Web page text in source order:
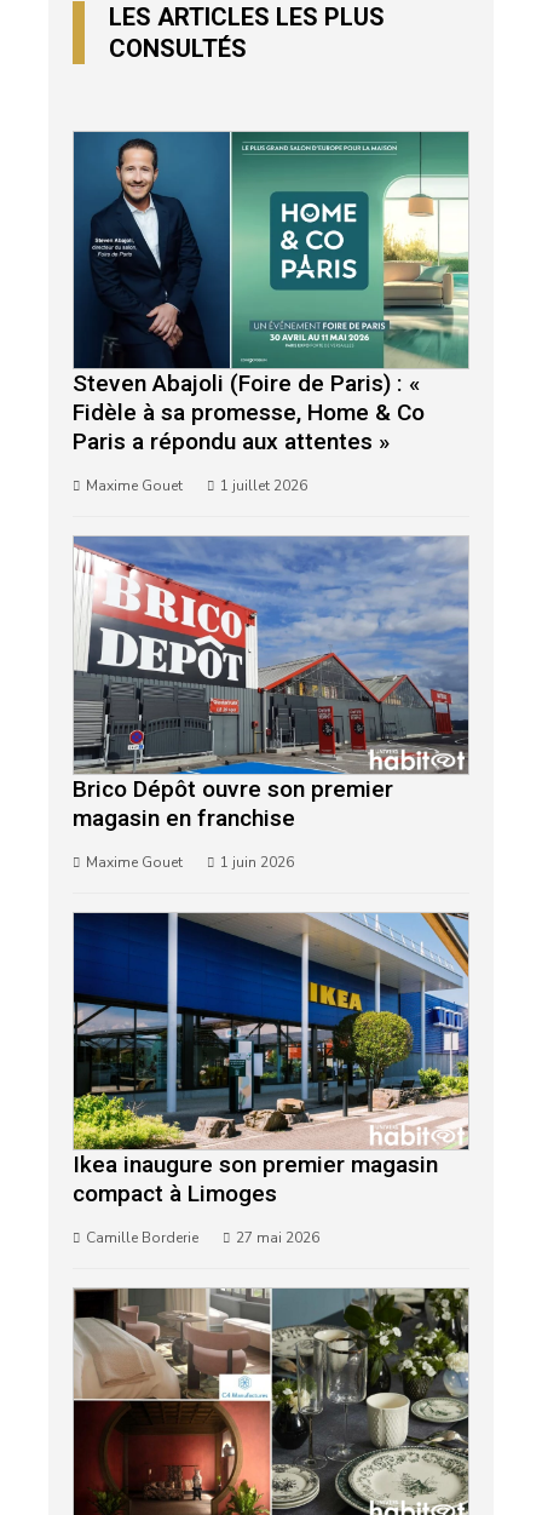
LES ARTICLES LES PLUS
CONSULTÉS
Steven Abajoli (Foire de Paris) : «
Fidèle à sa promesse, Home & Co
Paris a répondu aux attentes »
Maxime Gouet 1 juillet 2026
Brico Dépôt ouvre son premier
magasin en franchise
Maxime Gouet 1 juin 2026
Ikea inaugure son premier magasin
compact à Limoges
Camille Borderie 27 mai 2026